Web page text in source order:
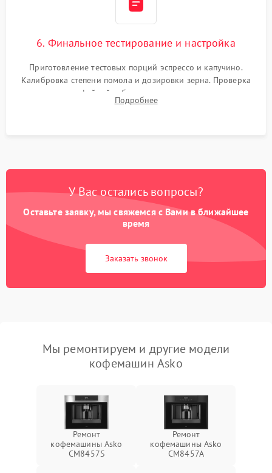
6. Финальное тестирование и настройка
Приготовление тестовых порций эспрессо и капучино.
Калибровка степени помола и дозировки зерна. Проверка
плотности кофейной таблетки, температуры напитка и
качества молочной пены. Контроль отсутствия посторонних
Подробнее
У Вас остались вопросы?
Оставьте заявку, мы свяжемся с Вами в ближайшее
время
Заказать звонок
Мы ремонтируем и другие модели
кофемашин Asko
Ремонт
кофемашины Asko
CM8457S
Ремонт
кофемашины Asko
CM8457A